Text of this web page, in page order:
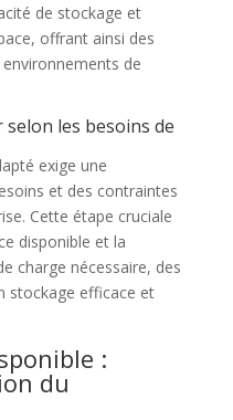
de stockage et
offrant ainsi des
de
les besoins de
exige une
et des contraintes
Cette étape cruciale
disponible et la
charge nécessaire, des
stockage efficace et
:
du